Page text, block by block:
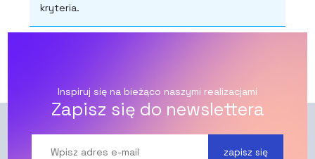
kryteria.
Inspiruj się na bieżąco naszymi realizacjami
Zapisz się do newslettera
zapisz się